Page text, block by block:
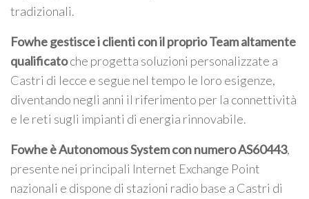
tradizionali.
Fowhe gestisce i clienti con il proprio Team altamente
qualificatoche progetta soluzioni personalizzate a
Castri di lecce e segue nel tempo le loro esigenze,
diventando negli anni il riferimento per la connettività
e le reti sugli impianti di energia rinnovabile.
Fowhe è Autonomous System con numero AS60443,
presente nei principali Internet Exchange Point
nazionali e dispone di stazioni radio base a Castri di